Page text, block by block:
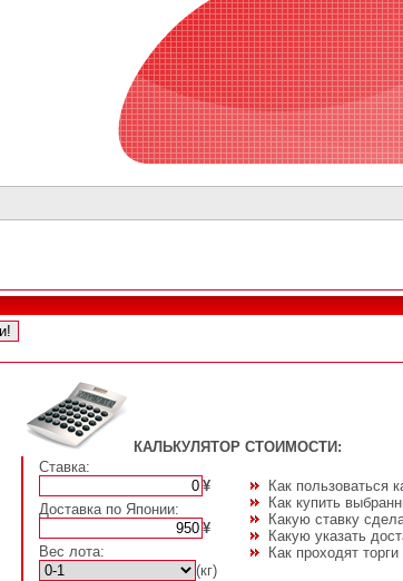
КАЛЬКУЛЯТОР СТОИМОСТИ:
Ставка:
¥
Как пользоваться
Как купить
Какую ставку
Какую указать
Как проходят
Доставка по Японии:
¥
Вес лота:
(кг)